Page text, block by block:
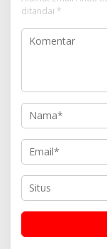
ditandai *